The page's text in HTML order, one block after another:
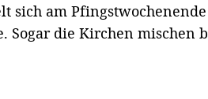
sich am
Sogar die Kirchen mischen